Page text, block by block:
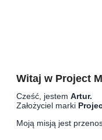
Witaj w Project
Cześć, jestem Artur.
Założyciel marki
Moją misją jest